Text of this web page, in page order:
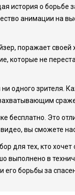
история о
анимации на
поражает
которые не
одного зрителя.
бесплатно. Это
вы сможете
для тех, кто
выполнено в
его борьбы за